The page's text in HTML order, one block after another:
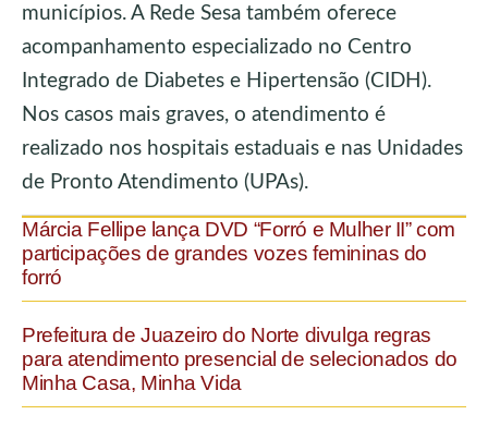
municípios. A Rede Sesa também oferece
acompanhamento especializado no Centro
Integrado de Diabetes e Hipertensão (CIDH).
Nos casos mais graves, o atendimento é
realizado nos hospitais estaduais e nas Unidades
de Pronto Atendimento (UPAs).
Márcia Fellipe lança DVD “Forró e Mulher II” com
participações de grandes vozes femininas do
forró
Prefeitura de Juazeiro do Norte divulga regras
para atendimento presencial de selecionados do
Minha Casa, Minha Vida